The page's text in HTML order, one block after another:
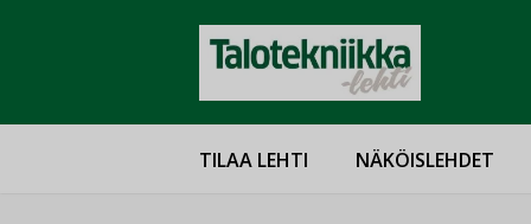
TILAA LEHTI NÄKÖISLEHDET